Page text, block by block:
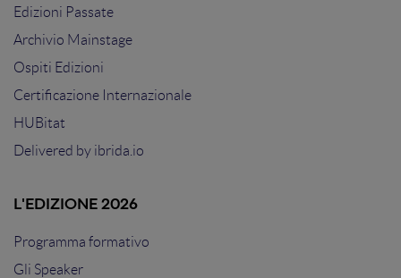
Edizioni Passate
Archivio Mainstage
Ospiti Edizioni
Certificazione Internazionale
HUBitat
Delivered by ibrida.io
L'EDIZIONE 2026
Programma formativo
Gli Speaker